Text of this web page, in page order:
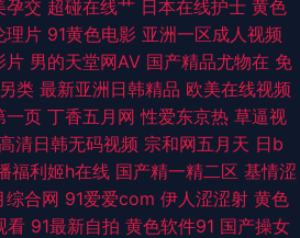
一 欧美人妖丝袜 影音先锋三级 白丝喷水91网
天堂 亚洲春色另类 超碰人人做爱 久草社区视
看资源 国产第18页 欧美人与兽A片 午夜少妇
五月天青青草 www啪啪 久久爱88热 91成人
孕交 超碰在线艹 日本在线护士 黄色
理片 91黄色电影 亚洲一区成人视频
片 男的天堂网AV 国产精品尤物在 免
类 最新亚洲日韩精品 欧美在线视频
一页 丁香五月网 性爱东京热 草逼视
清日韩无码视频 宗和网五月天 日b
福利姬h在线 国产精一精二区 基情涩
综合网 91爱爱com 伊人涩涩射 黄色
看 91最新自拍 黄色软件91 国产操女